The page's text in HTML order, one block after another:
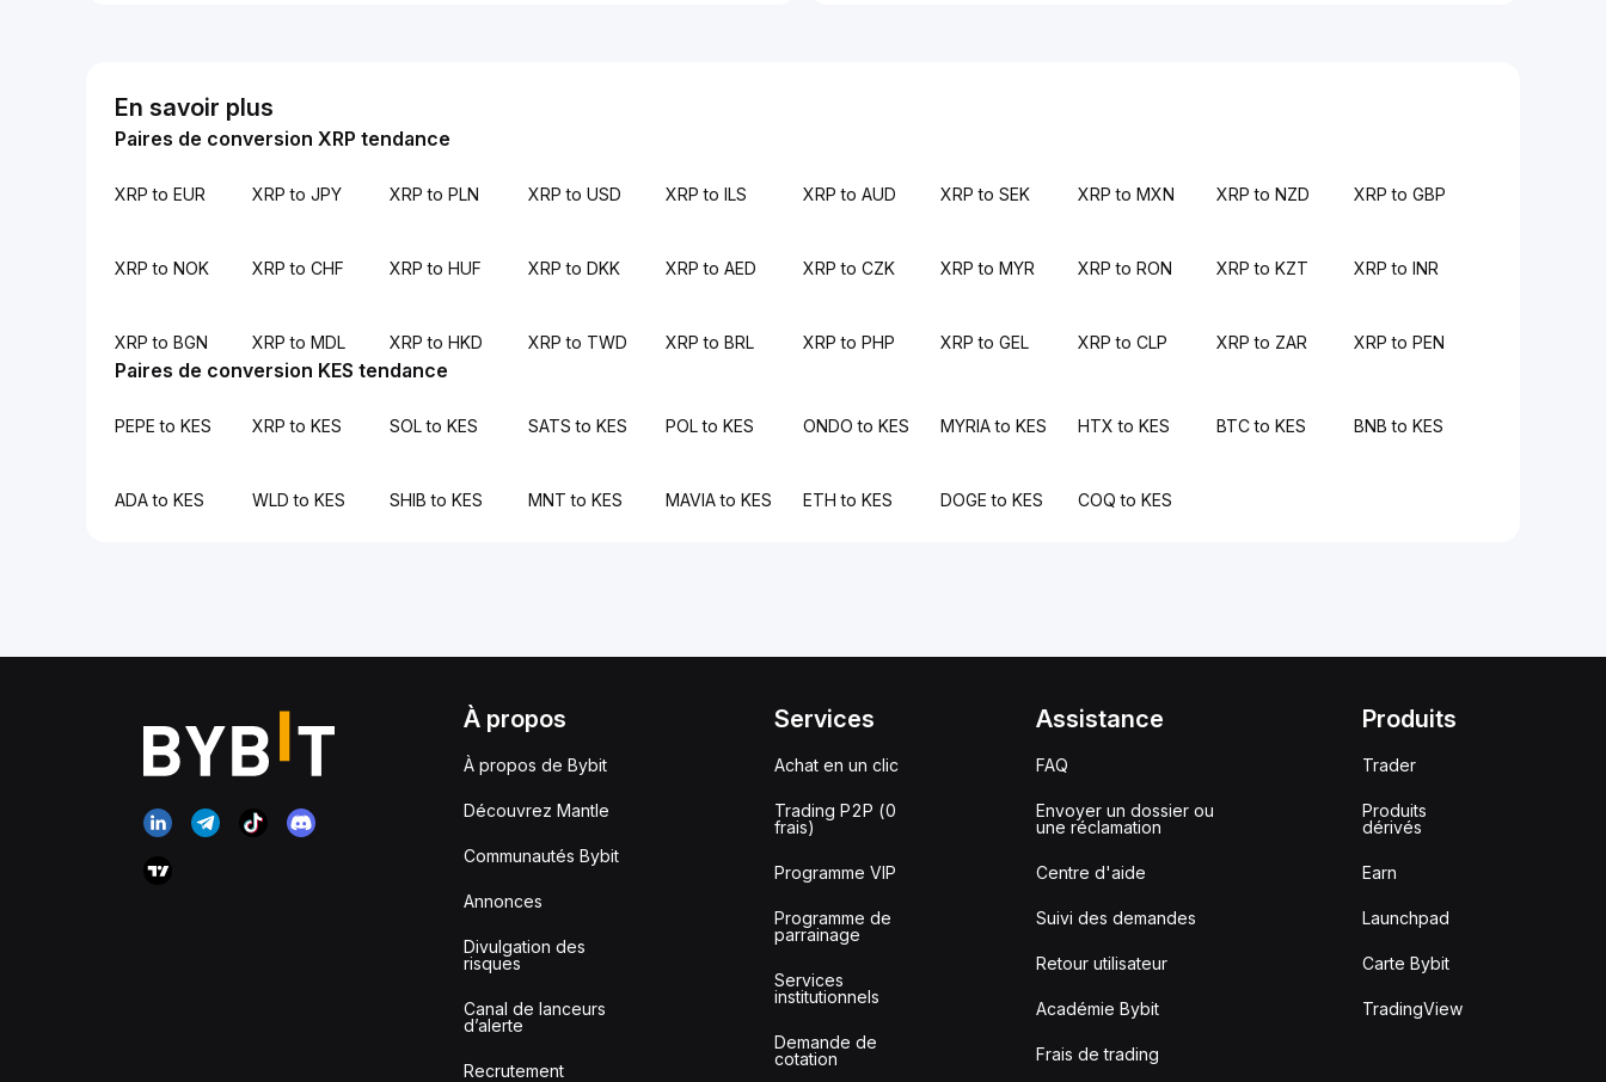
En savoir plus
Paires de conversion XRP tendance
XRP to EUR XRP to JPY XRP to PLN XRP to USD XRP to ILS XRP to AUD XRP to SEK XRP to MXN XRP to NZD XRP to GBP
XRP to NOK XRP to CHF XRP to HUF XRP to DKK XRP to AED XRP to CZK XRP to MYR XRP to RON XRP to KZT XRP to INR
XRP to BGN XRP to MDL XRP to HKD XRP to TWD XRP to BRL XRP to PHP XRP to GEL XRP to CLP XRP to ZAR XRP to PEN
Paires de conversion KES tendance
PEPE to KES XRP to KES SOL to KES SATS to KES POL to KES ONDO to KES MYRIA to KES HTX to KES BTC to KES BNB to KES
ADA to KES WLD to KES SHIB to KES MNT to KES MAVIA to KES ETH to KES DOGE to KES COQ to KES
À propos
À propos de Bybit
Découvrez Mantle
Communautés Bybit
Annonces
Divulgation des
risques
Canal de lanceurs
d’alerte
Recrutement
Services
Achat en un clic
Trading P2P (0
frais)
Programme VIP
Programme de
parrainage
Services
institutionnels
Demande de
cotation
Assistance
FAQ
Envoyer un dossier ou
une réclamation
Centre d'aide
Suivi des demandes
Retour utilisateur
Académie Bybit
Frais de trading
Produits
Trader
Produits
dérivés
Earn
Launchpad
Carte Bybit
TradingView